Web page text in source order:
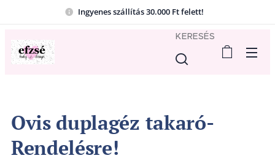
Ingyenes szállítás 30.000 Ft felett!
KERESÉS
Ovis duplagéz takaró-
Rendelésre!